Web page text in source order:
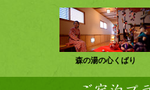
森の湯の心くばり